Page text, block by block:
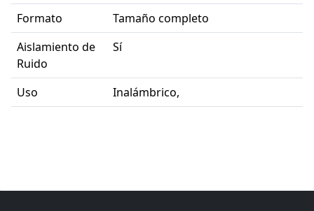
Formato
Tamaño completo
Aislamiento de
Ruido
Sí
Uso Inalámbrico,